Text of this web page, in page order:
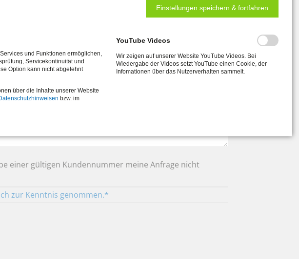
durchführen?
einer gültigen Kundennummer meine Anfrage nicht
zur Kenntnis genommen.*
Einstellungen speichern & fortfahren
und Funktionen ermöglichen,
Servicekontinuität und
Option kann nicht abgelehnt
über die Inhalte unserer Website
bzw. im
YouTube Videos
Wir zeigen auf unserer Website YouTube Videos. Bei
Wiedergabe der Videos setzt YouTube einen Cookie, der
Infomationen über das Nutzerverhalten sammelt.